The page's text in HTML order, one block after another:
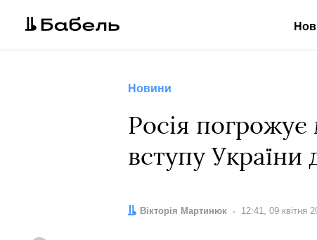
Новини
Росія погрожує
вступу
Автор:
Вікторія Мартинюк Дата:
12:41, 09 квітня